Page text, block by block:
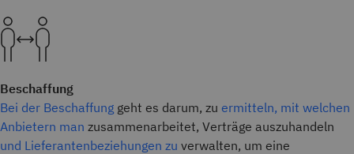
Beschaffung
Bei der Beschaffung geht es darum, zu ermitteln, mit welchen
Anbietern man zusammenarbeitet, Verträge auszuhandeln
und Lieferantenbeziehungen zu verwalten, um eine